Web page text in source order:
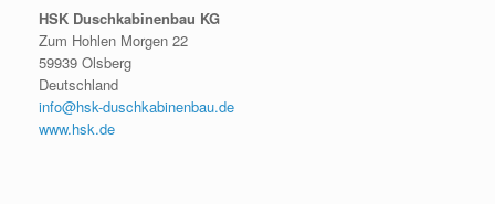
HSK Duschkabinenbau KG
Zum Hohlen Morgen 22
59939 Olsberg
Deutschland
info@hsk-duschkabinenbau.de
www.hsk.de